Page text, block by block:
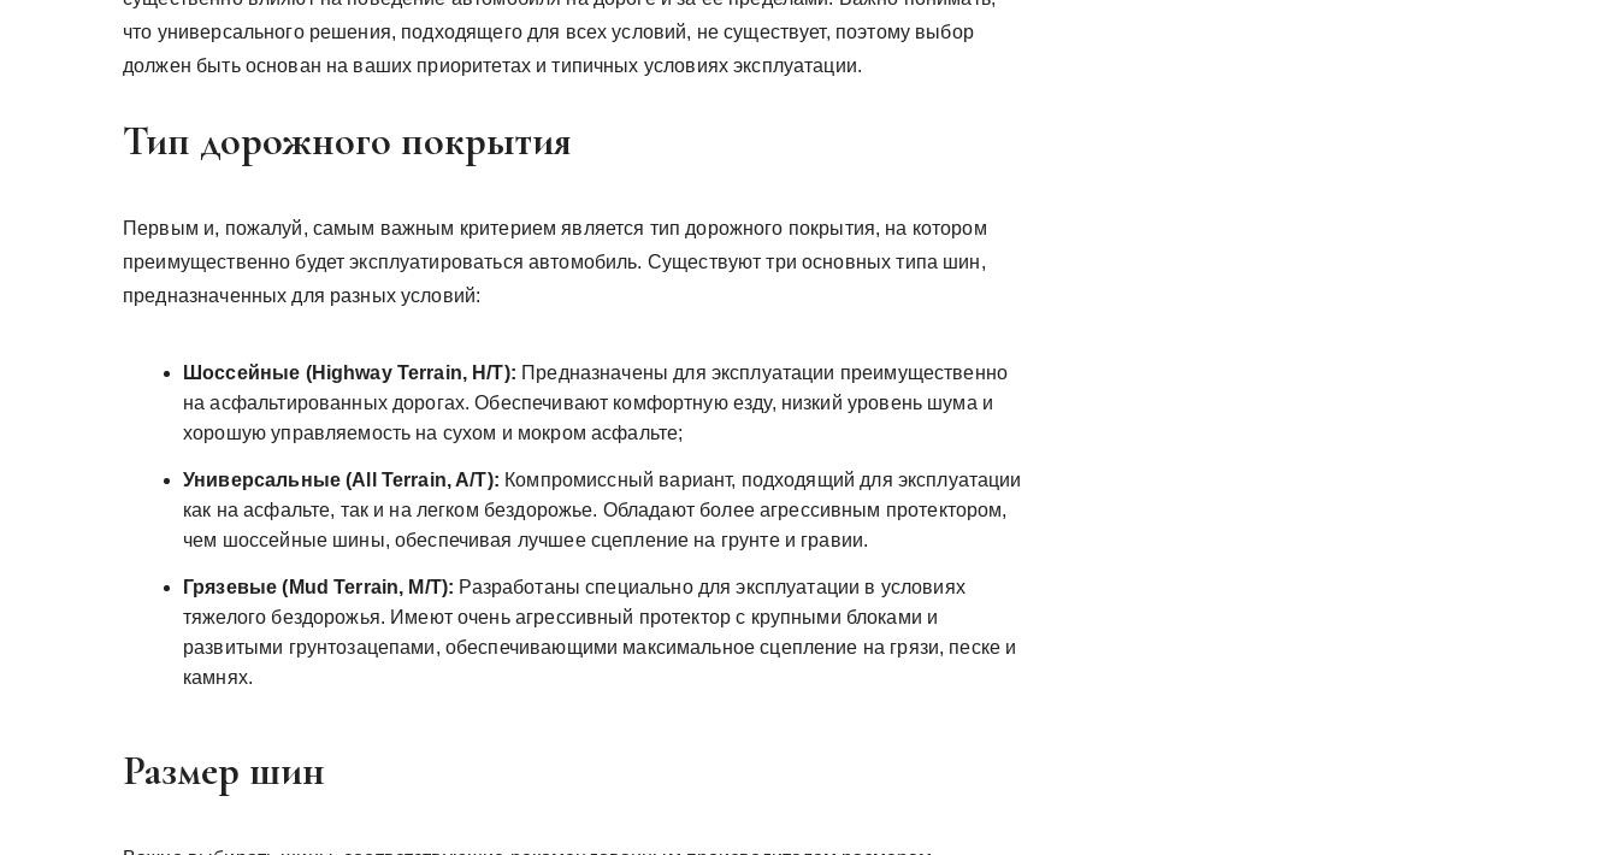
что универсального решения, подходящего для всех условий, не существует, поэтому выбор
должен быть основан на ваших приоритетах и типичных условиях эксплуатации.
Тип дорожного покрытия
Первым и, пожалуй, самым важным критерием является тип дорожного покрытия, на котором
преимущественно будет эксплуатироваться автомобиль. Существуют три основных типа шин,
предназначенных для разных условий:
Шоссейные (Highway Terrain, H/T): Предназначены для эксплуатации преимущественно
на асфальтированных дорогах. Обеспечивают комфортную езду, низкий уровень шума и
хорошую управляемость на сухом и мокром асфальте;
Универсальные (All Terrain, A/T): Компромиссный вариант, подходящий для эксплуатации
как на асфальте, так и на легком бездорожье. Обладают более агрессивным протектором,
чем шоссейные шины, обеспечивая лучшее сцепление на грунте и гравии.
Грязевые (Mud Terrain, M/T): Разработаны специально для эксплуатации в условиях
тяжелого бездорожья. Имеют очень агрессивный протектор с крупными блоками и
развитыми грунтозацепами, обеспечивающими максимальное сцепление на грязи, песке и
камнях.
Размер шин